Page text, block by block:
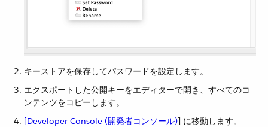
キーストアを保存してパスワードを設定します。
エクスポートした公開キーをエディターで開き、すべてのコ
ンテンツをコピーします。
[Developer Console (開発者コンソール)]​ に移動します。